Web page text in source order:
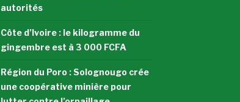
autorités
Côte d’Ivoire : le kilogramme du
gingembre est à 3 000 FCFA
Région du Poro : Solognougo crée
une coopérative minière pour